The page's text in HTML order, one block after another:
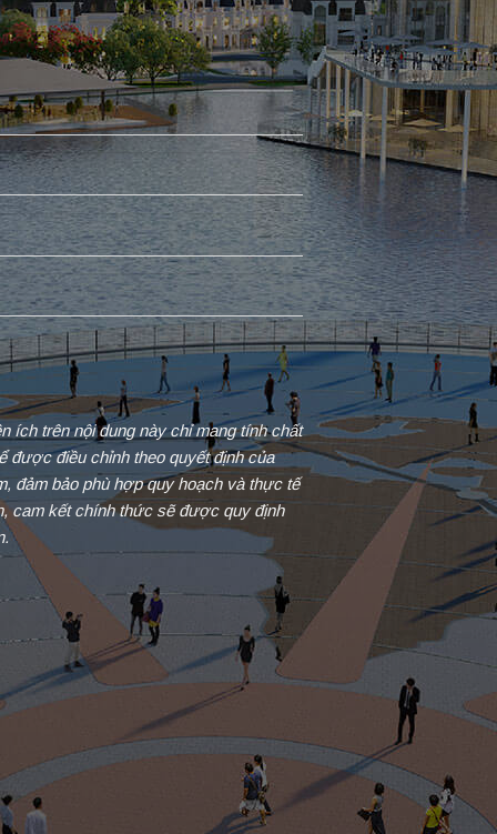
ích trên nội dung này chỉ mang tính chất
được điều chỉnh theo quyết định của
đảm bảo phù hợp quy hoạch và thực tế
cam kết chính thức sẽ được quy định